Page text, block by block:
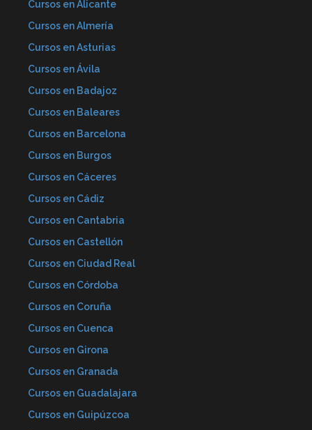
Cursos en Alicante
Cursos en Almería
Cursos en Asturias
Cursos en Ávila
Cursos en Badajoz
Cursos en Baleares
Cursos en Barcelona
Cursos en Burgos
Cursos en Cáceres
Cursos en Cádiz
Cursos en Cantabria
Cursos en Castellón
Cursos en Ciudad Real
Cursos en Córdoba
Cursos en Coruña
Cursos en Cuenca
Cursos en Girona
Cursos en Granada
Cursos en Guadalajara
Cursos en Guipúzcoa